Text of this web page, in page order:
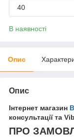
40
В наявності
Опис
Опис
Інтернет магазин
консультації та
ПРО